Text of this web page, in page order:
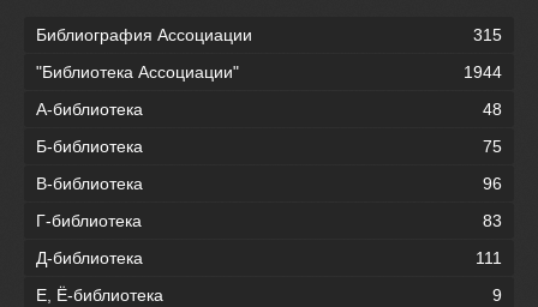
Библиография Ассоциации
315
"Библиотека Ассоциации"
1944
А-библиотека
48
Б-библиотека
75
В-библиотека
96
Г-библиотека
83
Д-библиотека
111
Е, Ё-библиотека
9